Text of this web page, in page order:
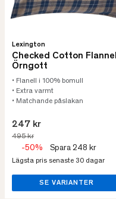
Lexington
Checked Cotton Flannel
Örngott
• Flanell i 100% bomull
• Extra varmt
• Matchande påslakan
247 kr
495 kr
-50% Spara 248 kr
Lägsta pris senaste 30 dagar
SE VARIANTER